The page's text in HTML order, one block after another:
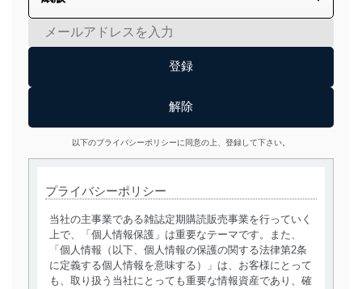
以下のプライバシーポリシーに同意の上、登録して下さい。
プライバシーポリシー
当社の主事業である雑誌定期購読販売事業を行っていく
上で、「個人情報保護」は重要なテーマです。また、
「個人情報（以下、個人情報の保護の関する法律第2条
に定義する個人情報を意味する）」は、お客様にとって
も、取り扱う当社にとっても重要な情報資産であり、確